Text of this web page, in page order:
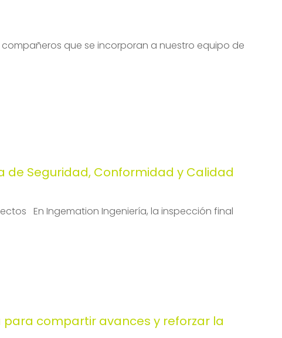
que se incorporan a nuestro equipo de
de Seguridad, Conformidad y Calidad
En Ingemation Ingeniería, la inspección final
compartir avances y reforzar la